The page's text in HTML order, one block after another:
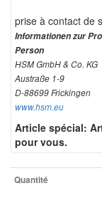
prise à contact de
Informationen zur
Person
HSM GmbH & Co. KG
Austraße 1-9
D-88699 Frickingen
www.hsm.eu
Article spécial:
pour vous.
Quantité